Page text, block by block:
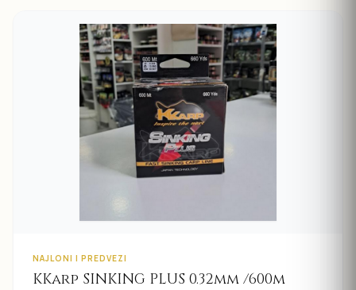
NAJLONI I PREDVEZI
KKarp SINKING PLUS 0.32mm /600m